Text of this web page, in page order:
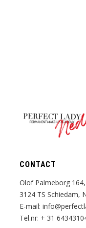
CONTACT
Olof Palmeborg 164,
3124 TS Schiedam,
E-mail:
Tel.nr: + 31